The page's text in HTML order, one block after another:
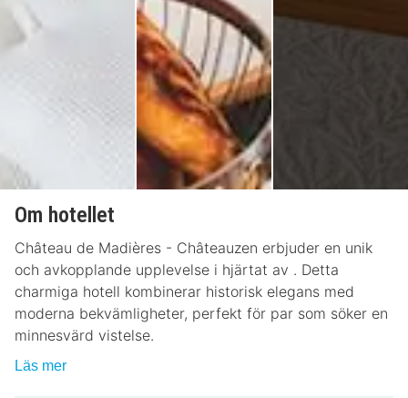
Om hotellet
Château de Madières - Châteauzen erbjuder en unik
och avkopplande upplevelse i hjärtat av . Detta
charmiga hotell kombinerar historisk elegans med
moderna bekvämligheter, perfekt för par som söker en
minnesvärd vistelse.
Läs mer